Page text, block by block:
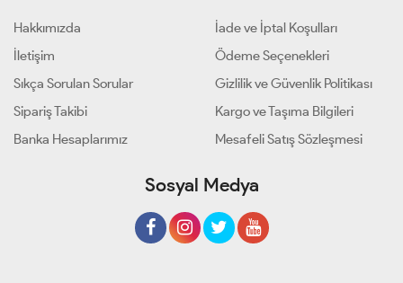
Hakkımızda
İletişim
Sıkça Sorulan Sorular
Sipariş Takibi
Banka Hesaplarımız
İade ve İptal Koşulları
Ödeme Seçenekleri
Gizlilik ve Güvenlik Politikası
Kargo ve Taşıma Bilgileri
Mesafeli Satış Sözleşmesi
Sosyal Medya